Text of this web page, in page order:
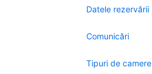
Datele rezervării
Comunicări
Tipuri de camere